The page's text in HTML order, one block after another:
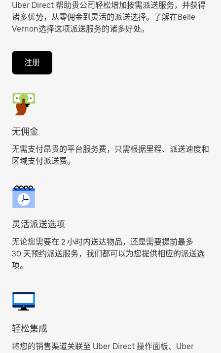
Uber Direct 帮助贵公司轻松增加按需派送服务，并获得
诸多优势，从零佣金到灵活的派送选择。了解在Belle
Vernon选择这项派送服务的诸多好处。
注册
无佣金
无需支付昂贵的平台服务费，只需根据里程、派送速度和
区域支付派送费。
灵活派送选项
无论您需要在 2 小时内送达物品，还是需要提前最多
30 天预约派送服务，我们都可以为您提供相应的派送选
项。
轻松集成
将您的销售渠道关联至 Uber Direct 操作面板、Uber